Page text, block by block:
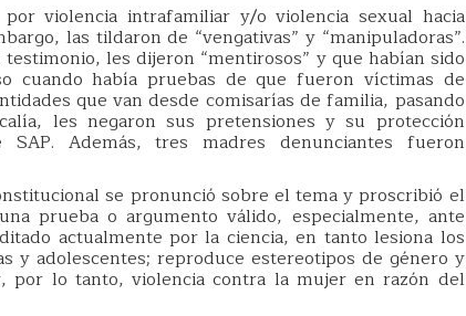
violencia intrafamiliar y/o violencia sexual hacia
las tildaron de “vengativas” y “manipuladoras”.
les dijeron “mentirosos” y que habían sido
cuando había pruebas de que fueron víctimas de
que van desde comisarías de familia, pasando
les negaron sus pretensiones y su protección
Además, tres madres denunciantes fueron
se pronunció sobre el tema y proscribió el
prueba o argumento válido, especialmente, ante
actualmente por la ciencia, en tanto lesiona los
y adolescentes; reproduce estereotipos de género y
por lo tanto, violencia contra la mujer en razón del